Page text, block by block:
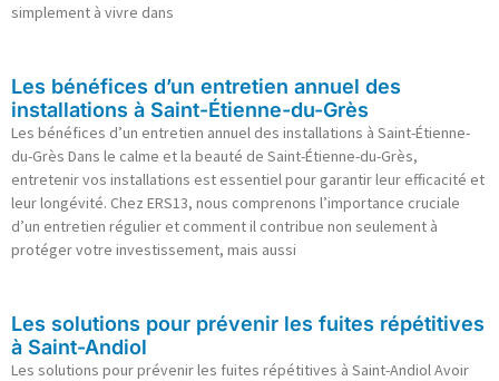
simplement à vivre dans
Les bénéfices d’un entretien annuel des
installations à Saint-Étienne-du-Grès
Les bénéfices d’un entretien annuel des installations à Saint-Étienne-
du-Grès Dans le calme et la beauté de Saint-Étienne-du-Grès,
entretenir vos installations est essentiel pour garantir leur efficacité et
leur longévité. Chez ERS13, nous comprenons l’importance cruciale
d’un entretien régulier et comment il contribue non seulement à
protéger votre investissement, mais aussi
Les solutions pour prévenir les fuites répétitives
à Saint-Andiol
Les solutions pour prévenir les fuites répétitives à Saint-Andiol Avoir